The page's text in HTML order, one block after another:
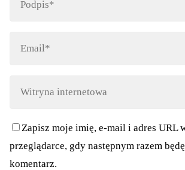
Zapisz moje imię, e-mail i adres URL
przeglądarce, gdy następnym razem
komentarz.